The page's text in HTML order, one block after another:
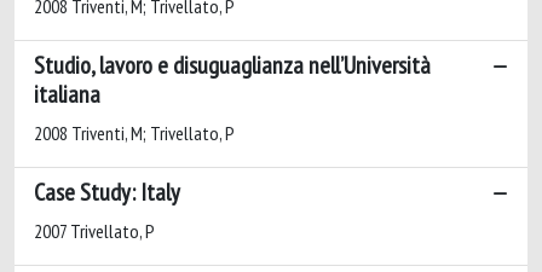
2008 Triventi, M; Trivellato, P
Studio, lavoro e disuguaglianza nell’Università
italiana
2008 Triventi, M; Trivellato, P
Case Study: Italy
2007 Trivellato, P